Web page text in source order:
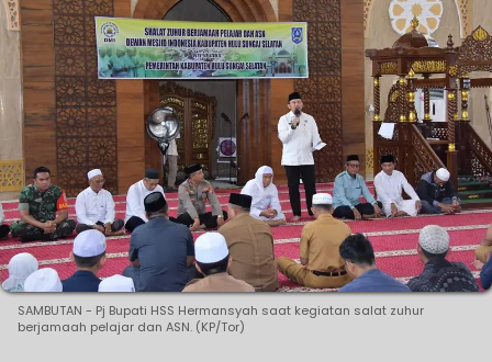
SAMBUTAN - Pj Bupati HSS Hermansyah saat kegiatan salat zuhur
berjamaah pelajar dan ASN. (KP/Tor)